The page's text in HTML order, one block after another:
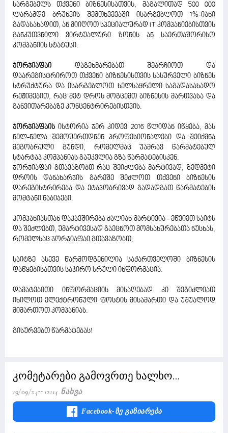
სარგებელს თქვენი ბიზნესისათვის, მაგალითად 500 000
ლარამდე ბრუნვის შემთხვევაში ისარგებლოთ 1%-იანი
გადასახადით, ან მიიღოთ სპეციალურად IT კომპანიებისთვის
განკუთვნილი ვირტუალური ზონის ან საერთაშორისო
კომპანიის სტატუსი.
ჯორჯიაფაი დაგეხმარებათ შეარჩიოთ და
დაარეგისტრიროთ თქვენი ბიზნესისთვის სასურველი ბიზნეს
სტრუქტურა და ისარგებლოთ ხელსაყრელი საგადასახადო
რეჟიმებით, რაც მეტ დროს მოგცემთ ბიზნესის მართვასა და
განვითარებაზე კონცენტრირებისთვის.
ჯორჯიაფაის ისტორია ჯერ კიდევ 2016 წლიდან იწყება, მას
ნელ-ნელა შემოუერთდნენ პროფესიონალები და შეიქმნა
მეგობრული გუნდი, რომელმაც უამრავ წარმატებულ
სტარტაპ კომპანიას გაუკვლია გზა წარმატებისკენ.
ჯორჯიაფაი გთავაზობთ რაც შეიძლება მარტივად, ზედმეტი
დროის დანახარჯის გარეშე შეძლოთ თქვენი ბიზნესის
დარეგისტრირება და ეტაპობრივად გადადგათ წარმატების
მომტანი ნაბიჯები.
კომპანიასთან დაკავშირება ძალიან მარტივია - ეწვიეთ საიტს
და შეძლებთ, უმარტივესად გაეცნოთ მომსახურებათა ნუსხას,
რომელსაც ჯორჯიაფაი გთავაზობთ;
საიტზე ასევე წარმოდგენილია საქართველოში ბიზნესის
დაწყებისათვის საჭირო სრული ინფორმაცია.
დამატებითი ინფორმაციის მისაღებად კი შეგიძლიათ
იხილოთ ელექტრონული ფოსტის მისამართი და უშუალოდ
მიმართოთ კომპანიას.
გისურვებთ წარმატებას!
კომეტარები გამოვრთე ხალხო...
19/09/24 12114 Ნახვა
Facebook-Ზე Გაზიარება